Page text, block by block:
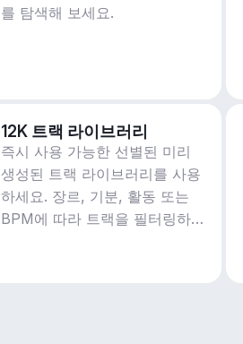
를 탐색해 보세요.
12K 트랙 라이브러리
즉시 사용 가능한 선별된 미리
생성된 트랙 라이브러리를 사용
하세요. 장르, 기분, 활동 또는
BPM에 따라 트랙을 필터링하